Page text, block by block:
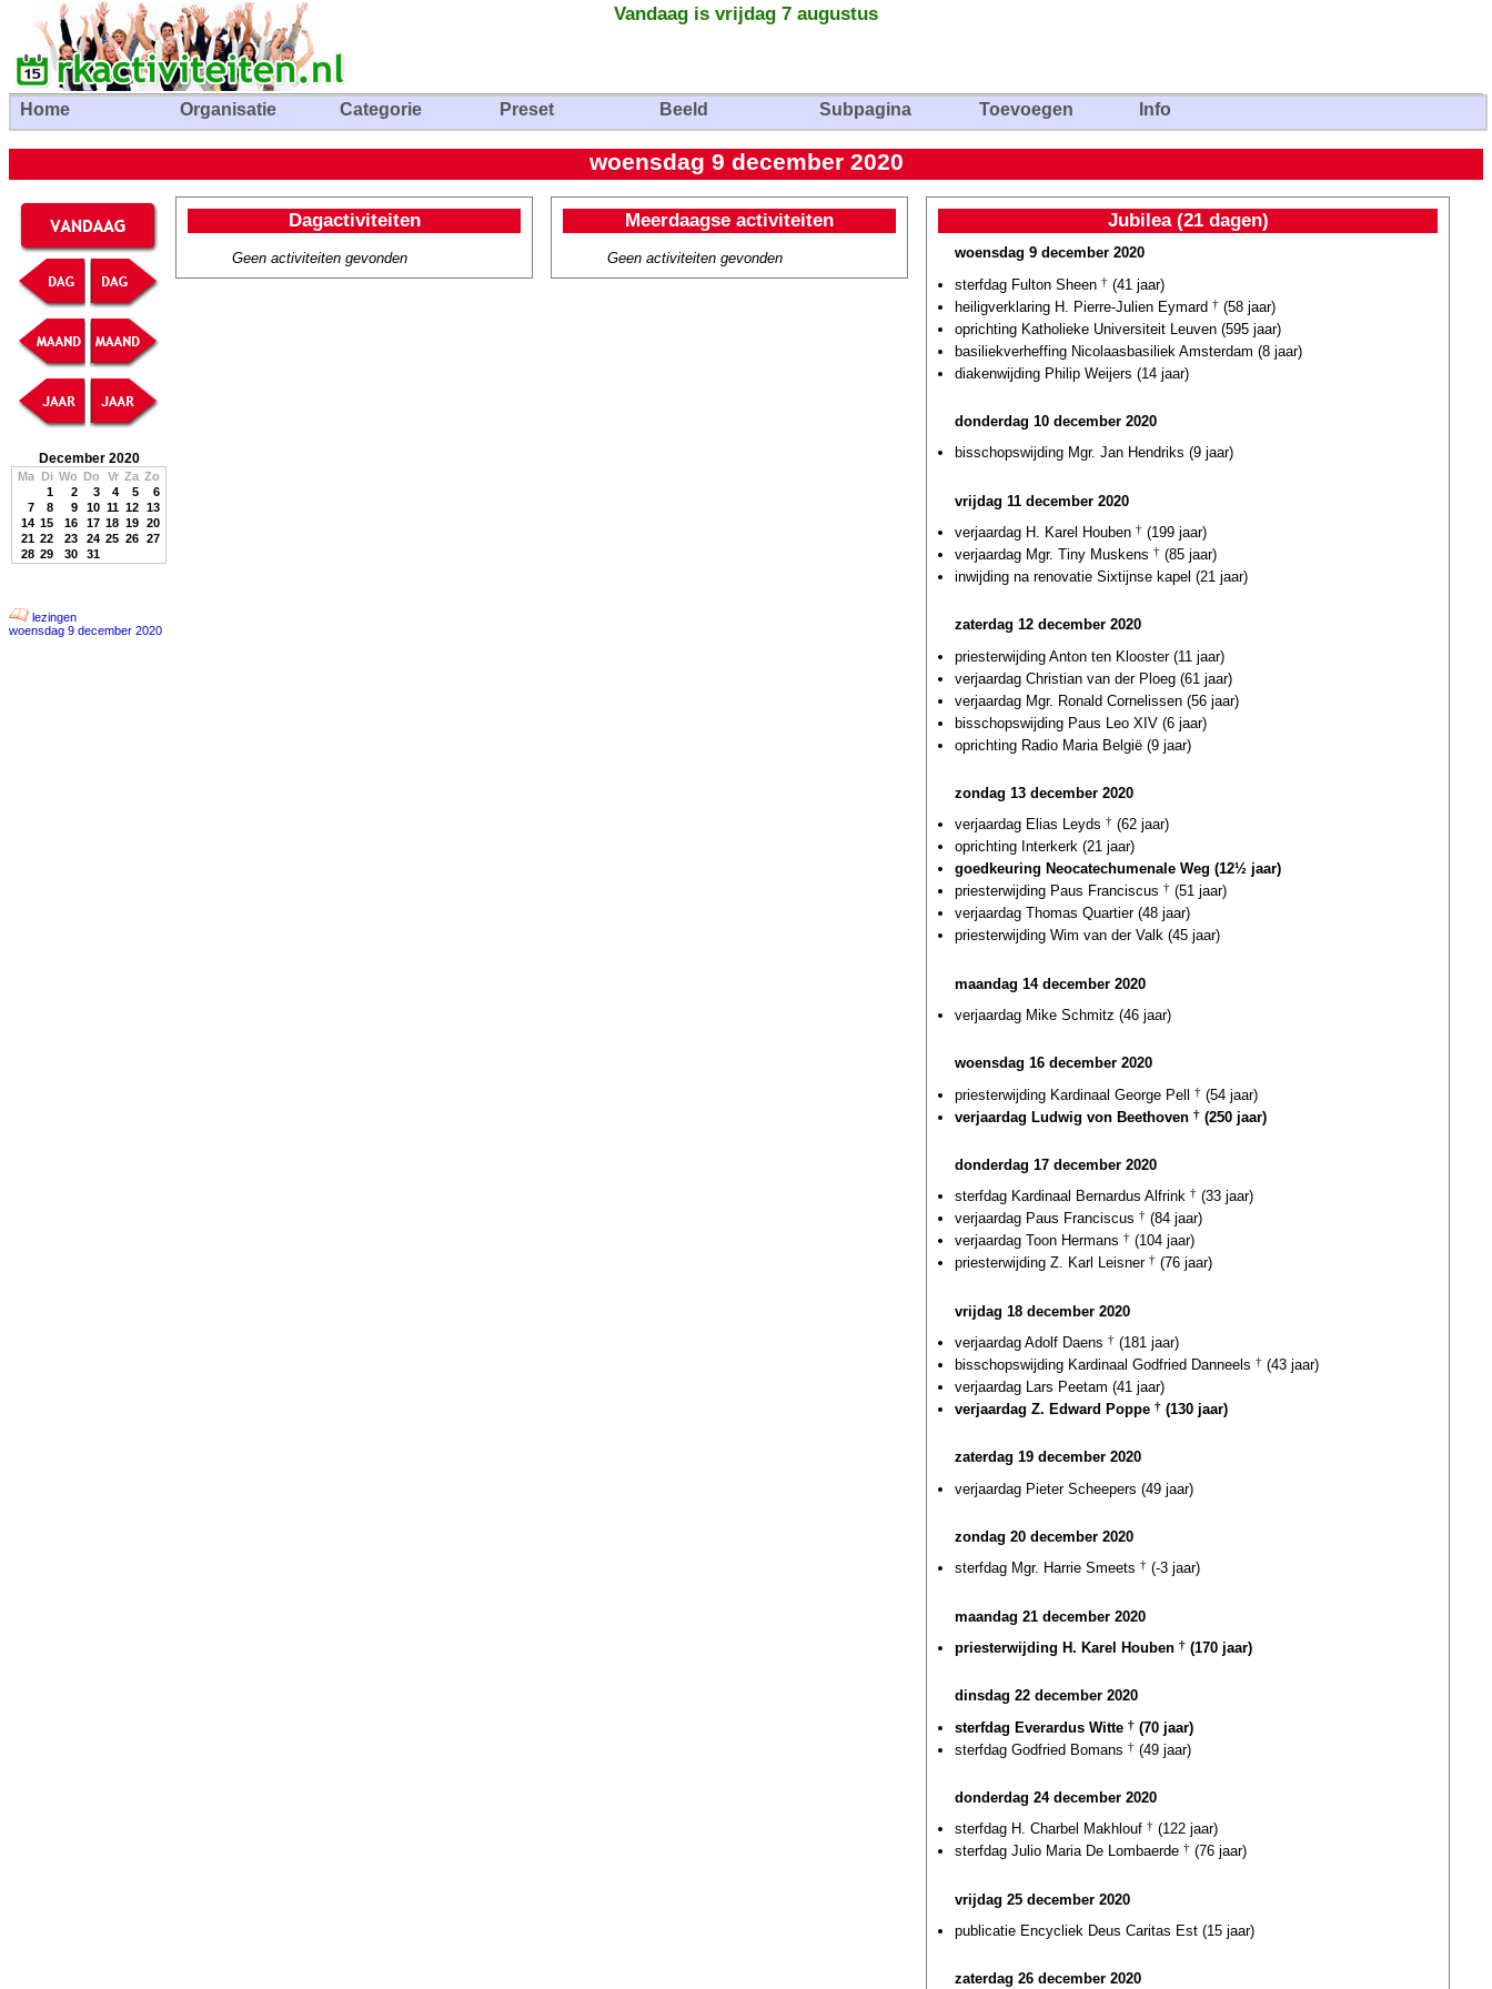
Vandaag is vrijdag 7 augustus
Home Organisatie Categorie Preset Beeld Subpagina Toevoegen Info
woensdag 9 december 2020
December 2020
Ma Di Wo Do Vr Za Zo
1
2 3 4 5
6
7
8 9 10 11 12 13
14 15 16 17 18 19 20
21 22 23 24 25 26 27
28 29 30 31
lezingen
woensdag 9 december 2020
Dagactiviteiten
Geen activiteiten gevonden
Meerdaagse activiteiten
Geen activiteiten gevonden
Jubilea (21 dagen)
woensdag 9 december 2020
sterfdag Fulton Sheen † (41 jaar)
heiligverklaring H. Pierre-Julien Eymard † (58 jaar)
oprichting Katholieke Universiteit Leuven (595 jaar)
basiliekverheffing Nicolaasbasiliek Amsterdam (8 jaar)
diakenwijding Philip Weijers (14 jaar)
donderdag 10 december 2020
bisschopswijding Mgr. Jan Hendriks (9 jaar)
vrijdag 11 december 2020
verjaardag H. Karel Houben † (199 jaar)
verjaardag Mgr. Tiny Muskens † (85 jaar)
inwijding na renovatie Sixtijnse kapel (21 jaar)
zaterdag 12 december 2020
priesterwijding Anton ten Klooster (11 jaar)
verjaardag Christian van der Ploeg (61 jaar)
verjaardag Mgr. Ronald Cornelissen (56 jaar)
bisschopswijding Paus Leo XIV (6 jaar)
oprichting Radio Maria België (9 jaar)
zondag 13 december 2020
verjaardag Elias Leyds † (62 jaar)
oprichting Interkerk (21 jaar)
goedkeuring Neocatechumenale Weg (12½ jaar)
priesterwijding Paus Franciscus † (51 jaar)
verjaardag Thomas Quartier (48 jaar)
priesterwijding Wim van der Valk (45 jaar)
maandag 14 december 2020
verjaardag Mike Schmitz (46 jaar)
woensdag 16 december 2020
priesterwijding Kardinaal George Pell † (54 jaar)
verjaardag Ludwig von Beethoven † (250 jaar)
donderdag 17 december 2020
sterfdag Kardinaal Bernardus Alfrink † (33 jaar)
verjaardag Paus Franciscus † (84 jaar)
verjaardag Toon Hermans † (104 jaar)
priesterwijding Z. Karl Leisner † (76 jaar)
vrijdag 18 december 2020
verjaardag Adolf Daens † (181 jaar)
bisschopswijding Kardinaal Godfried Danneels † (43 jaar)
verjaardag Lars Peetam (41 jaar)
verjaardag Z. Edward Poppe † (130 jaar)
zaterdag 19 december 2020
verjaardag Pieter Scheepers (49 jaar)
zondag 20 december 2020
sterfdag Mgr. Harrie Smeets † (-3 jaar)
maandag 21 december 2020
priesterwijding H. Karel Houben † (170 jaar)
dinsdag 22 december 2020
sterfdag Everardus Witte † (70 jaar)
sterfdag Godfried Bomans † (49 jaar)
donderdag 24 december 2020
sterfdag H. Charbel Makhlouf † (122 jaar)
sterfdag Julio Maria De Lombaerde † (76 jaar)
vrijdag 25 december 2020
publicatie Encycliek Deus Caritas Est (15 jaar)
zaterdag 26 december 2020